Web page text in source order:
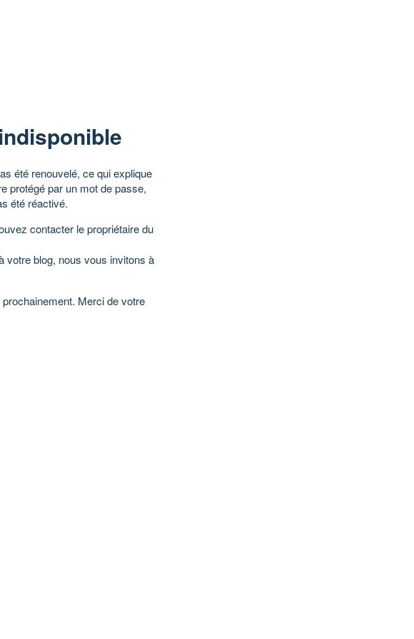
été renouvelé, ce qui explique
protégé par un mot de passe,
été réactivé.
contacter le propriétaire du
votre blog, nous vous invitons à
Merci de votre